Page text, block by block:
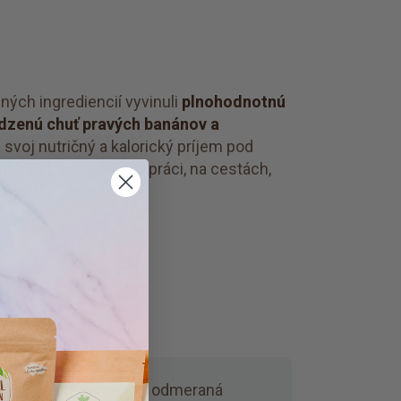
ingrediencií vyvinuli plnohodnotnú
chuť pravých banánov a
svoj nutričný a kalorický príjem pod
. Bodne v práci, na cestách,
kontrolou.
Presne odmeraná